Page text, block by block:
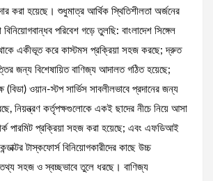
করা হয়েছে। শুধুমাত্র আর্থিক স্থিতিশীলতা অর্জনের
পরিবেশ গড়ে তুলছি: বাংলাদেশ সিঙ্গেল
একীভূত করে কাস্টমস প্রক্রিয়া সহজ করছে; দ্রুত
জন্য বিশেষায়িত বাণিজ্য আদালত গঠিত হয়েছে;
(বিডা) ওয়ান-স্টপ সার্ভিস সাবলীলভাবে প্রদানের জন্য
নিয়ন্ত্রণ কর্তৃপক্ষগুলোকে একই ছাদের নীচে নিয়ে আসা
পারমিট প্রক্রিয়া সহজ করা হয়েছে; এবং এফডিআই
টাস্কফোর্স বিনিয়োগকারীদের কাছে উচ্চ
সহজ ও স্বচ্ছভাবে তুলে ধরছে। বাণিজ্য